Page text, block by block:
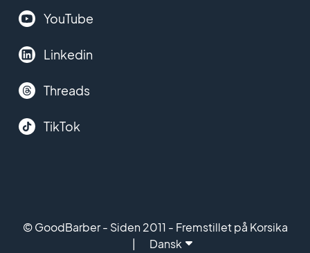
YouTube
Linkedin
Threads
TikTok
© GoodBarber - Siden 2011 - Fremstillet på Korsika
Dansk